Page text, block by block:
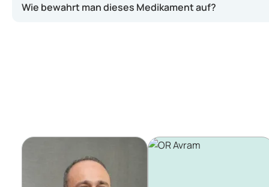
Wie bewahrt man dieses Medikament auf?